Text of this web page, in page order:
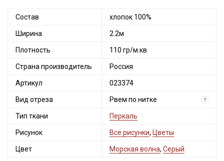
Состав хлопок 100%
Ширина 2.2м
Плотность 110 гр/м.кв
Страна производитель Россия
Артикул 023374
Вид отреза Рвем по нитке ?
Тип ткани Перкаль
Рисунок Все рисунки, Цветы
Цвет Морская волна, Серый